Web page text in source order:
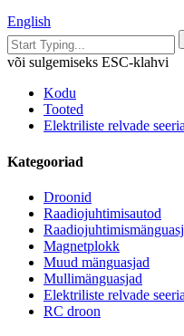
English
või sulgemiseks ESC-klahvi
Kodu
Tooted
Elektriliste relvade
Kategooriad
Droonid
Raadiojuhtimisautod
Magnetplokk
Muud mänguasjad
Mullimänguasjad
Elektriliste relvade seeria
RC droon